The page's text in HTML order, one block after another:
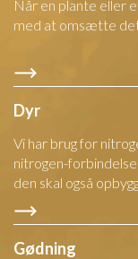
Når en plante eller
med at omsætte
Dyr
Vi har brug for
nitrogen-
den skal også
Gødning